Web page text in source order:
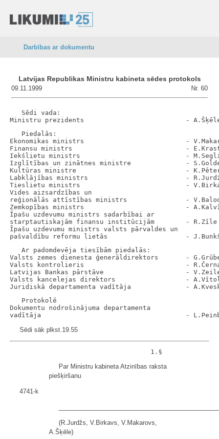
Darbības ar dokumentu
Latvijas Republikas Ministru kabineta sēdes protokols
09.11.1999 Nr. 60
   Sēdi vada:
   Piedalās:
Ekonomikas ministrs                          -
Finansu ministrs                             -
Iekšlietu ministrs                           -
Izglītības un zinātnes ministre              -
Kultūras ministre                            -
Labklājības ministrs                         -
Tieslietu ministrs                           -
Vides aizsardzības un
reģionālās attīstības ministrs               -
Zemkopības ministrs                          -
Īpašu uzdevumu ministrs sadarbībai ar
starptautiskajām finansu institūcijām        - R.Zīle
Īpašu uzdevumu ministrs valsts pārvaldes un
   Ar padomdevēja tiesībām piedalās:
Valsts zemes dienesta ģenerāldirektors       -
Valsts kontrolieris                          -
Latvijas Bankas pārstāve                     -
Valsts kancelejas direktors                  -
   Protokolē
Dokumentu nodrošinājuma departamenta
Sēdi sāk plkst.19.55
Par Ministru kabineta Atzinības raksta
piešķiršanu
4741-k
(R.Jurdžs, V.Birkavs, V.Makarovs,
A.Šķēle)